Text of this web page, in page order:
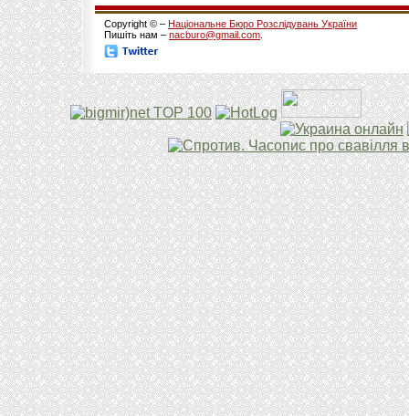
Copyright © – Національне Бюро Розслідувань України
Пишіть нам – nacburo@gmail.com